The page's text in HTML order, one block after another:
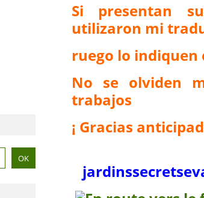
Si presentan
utilizaron mi
ruego lo indiquen
No se olviden
trabajos
¡ Gracias
jardinssecretse